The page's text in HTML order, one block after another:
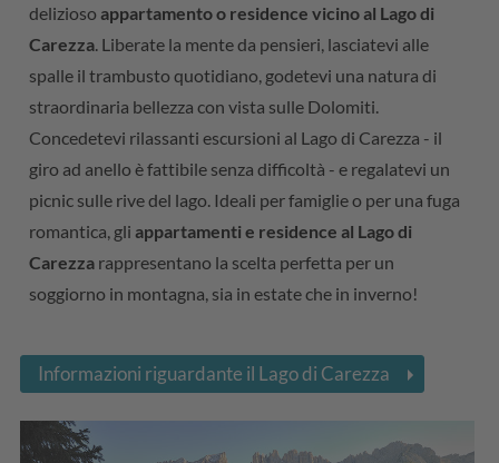
delizioso appartamento o residence vicino al Lago di
Carezza . Liberate la mente da pensieri, lasciatevi alle
spalle il trambusto quotidiano, godetevi una natura di
straordinaria bellezza con vista sulle Dolomiti.
Concedetevi rilassanti escursioni al Lago di Carezza - il
giro ad anello è fattibile senza difficoltà - e regalatevi un
picnic sulle rive del lago. Ideali per famiglie o per una fuga
romantica, gli appartamenti e residence al Lago di
Carezza rappresentano la scelta perfetta per un
soggiorno in montagna, sia in estate che in inverno!
Informazioni riguardante il Lago di Carezza